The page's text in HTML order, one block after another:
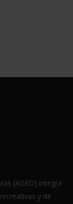
(AGEO) integra
y de